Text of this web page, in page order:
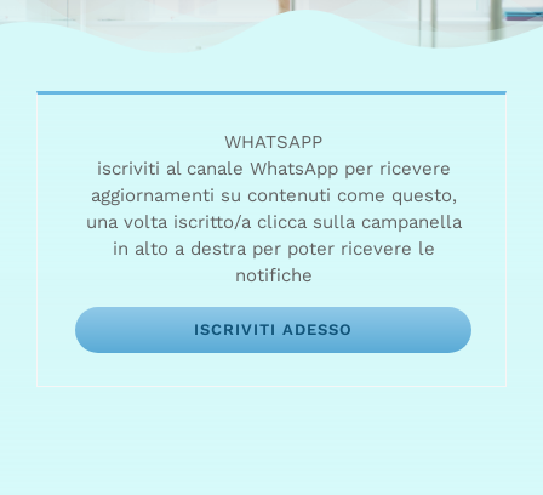
WHATSAPP
iscriviti al canale WhatsApp per ricevere
aggiornamenti su contenuti come questo,
una volta iscritto/a clicca sulla campanella
in alto a destra per poter ricevere le
notifiche
ISCRIVITI ADESSO